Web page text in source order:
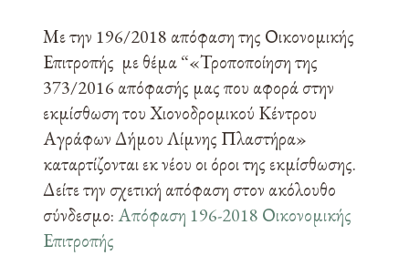
Με την 196/2018 απόφαση της Οικονομικής
Επιτροπής με θέμα “«Τροποποίηση της
373/2016 απόφασής μας που αφορά στην
εκμίσθωση του Χιονοδρομικού Κέντρου
Αγράφων Δήμου Λίμνης Πλαστήρα»
καταρτίζονται εκ νέου οι όροι της εκμίσθωσης.
Δείτε την σχετική απόφαση στον ακόλουθο
σύνδεσμο:Απόφαση 196-2018 Οικονομικής
Επιτροπής